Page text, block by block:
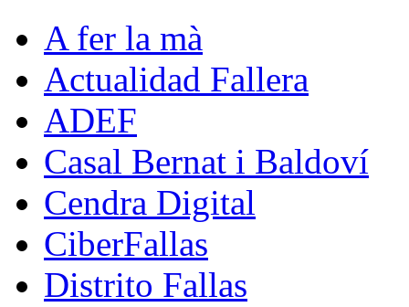
A fer la mà
Actualidad Fallera
ADEF
Casal Bernat i Baldoví
Cendra Digital
CiberFallas
Distrito Fallas